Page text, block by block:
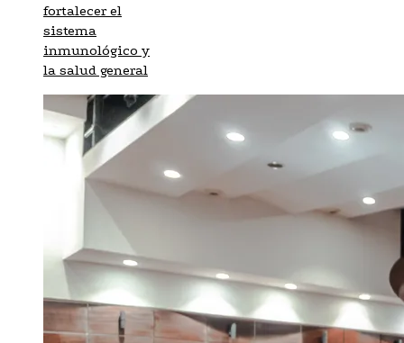
fortalecer el
sistema
inmunológico y
la salud general